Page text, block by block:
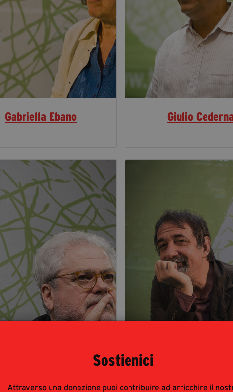
Sostienici
Attraverso una donazione puoi contribuire ad arricchire il
Gabriella Ebano Giulio